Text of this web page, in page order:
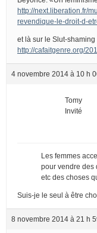
http://next.liberation.fr/
revendique-le-droit-d-
et là sur le Slut-shaming
http://cafaitgenre.org/
4 novembre 2014 à 10 h
Tomy
Invité
Les femmes
pour vendre des
etc des choses
Suis-je le seul à être
8 novembre 2014 à 21 h